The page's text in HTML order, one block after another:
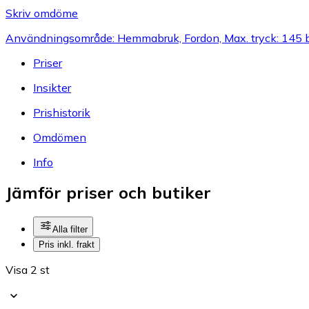
Skriv omdöme
Användningsområde: Hemmabruk, Fordon, Max. tryck:
Priser
Insikter
Prishistorik
Omdömen
Info
Jämför priser och butiker
Alla filter
Pris inkl. frakt
Visa 2 st